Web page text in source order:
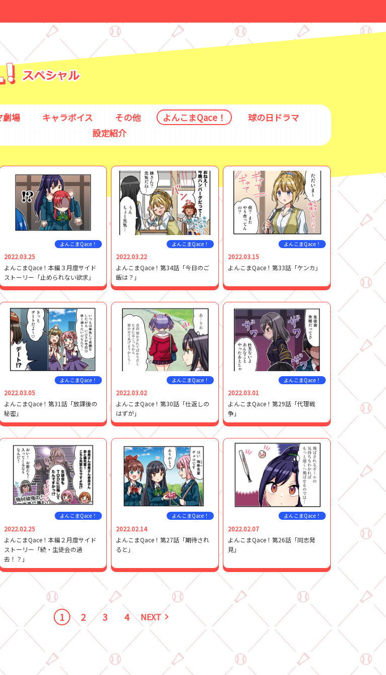
劇場 キャラボイス その他 よんこまQace！
球の日ドラマ
設定紹介
よんこまQace！
2022.03.25
よんこまQace！本編３月度サイド
ストーリー「止められない欲求」
よんこまQace！
2022.03.22
よんこまQace！第34話「今日のご
飯は？」
よんこまQace！
2022.03.15
よんこまQace！第33話「ケンカ」
よんこまQace！
2022.03.05
よんこまQace！第31話「放課後の
秘密」
よんこまQace！
2022.03.02
よんこまQace！第30話「仕返しの
はずが」
よんこまQace！
2022.03.01
よんこまQace！第29話「代理戦
争」
よんこまQace！
2022.02.25
よんこまQace！本編２月度サイド
ストーリー「続・生徒会の過
去！？」
よんこまQace！
2022.02.14
よんこまQace！第27話「期待され
ると」
よんこまQace！
2022.02.07
よんこまQace！第26話「同志発
見」
1 2 3 4 NEXT